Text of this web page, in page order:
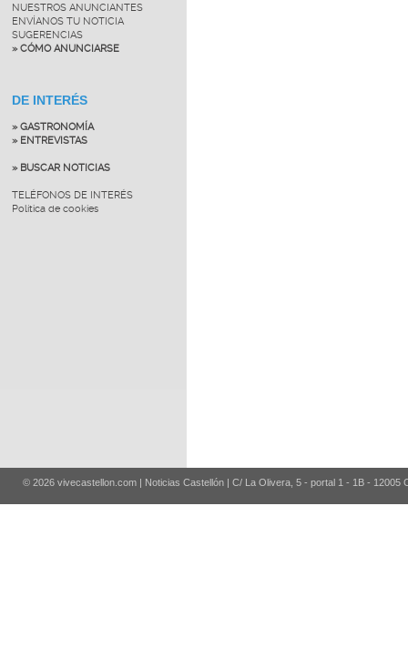
NUESTROS ANUNCIANTES
ENVÍANOS TU NOTICIA
SUGERENCIAS
» CÓMO ANUNCIARSE
DE INTERÉS
» GASTRONOMÍA
» ENTREVISTAS
» BUSCAR NOTICIAS
TELÉFONOS DE INTERÉS
Política de cookies
© 2026 vivecastellon.com | Noticias Castellón | C/ La Olivera, 5 - portal 1 - 1B - 12005